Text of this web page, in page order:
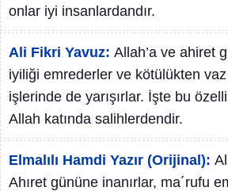
onlar iyi insanlardandır.
Ali Fikri Yavuz: Allah’a ve ahiret
iyiliği emrederler ve kötülükten
işlerinde de yarışırlar. İşte bu
Allah katında salihlerdendir.
Elmalılı Hamdi Yazır (Orijinal):
Ahıret gününe inanırlar, ma´rufu